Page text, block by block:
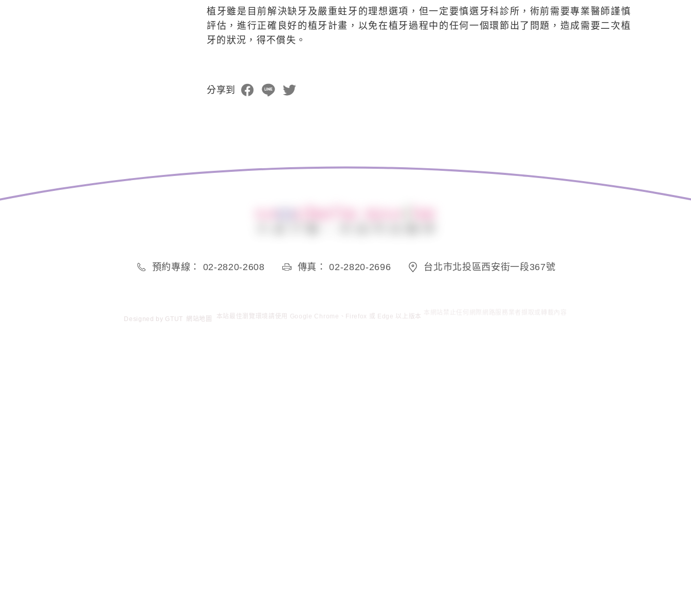
植牙雖是目前解決缺牙及嚴重蛀牙的理想選項，但一定要慎選牙科診所，術前需要專業醫師謹慎
評估，進行正確良好的植牙計畫，以免在植牙過程中的任何一個環節出了問題，造成需要二次植
牙的狀況，得不償失。
分享到
預約專線： 02-2820-2608 傳真： 02-2820-2696 台北市北投區西安街一段367號
Designed by GTUT 網站地圖 本站最佳瀏覽環境請使用 Google Chrome、Firefox 或 Edge 以上版本